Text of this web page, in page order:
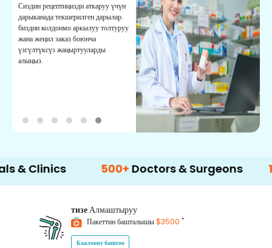
Сиздин рецептиңизди аткаруу үчүн
дарыканада текшерилген дарылар.
биздин колдонмо аркылуу толтуруу
жана жеңил заказ боюнча
үзгүлтүксүз жаңыртууларды
алыңыз.
500+ Doctors & Surgeons 14+
тизеАлмаштыруу
Пакеттин башталышы$3500 *
Баалоону баштоо